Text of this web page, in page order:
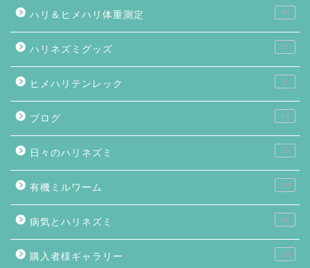
ハリ＆ヒメハリ体重測定 46
ハリネズミグッズ 71
ヒメハリテンレック 8
ブログ 14
日々のハリネズミ 76
有機ミルワーム 146
病気とハリネズミ 87
購入者様ギャラリー 158